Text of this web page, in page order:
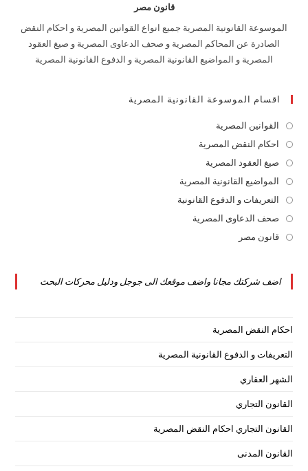
قانون مصر
الموسوعة القانونية المصرية جميع انواع القوانين المصرية و احكام النقض
الصادرة عن المحاكم المصرية و صحف الدعاوى المصرية و صيغ العقود
المصرية و المواضيع القانونية المصرية و الدفوع القانونية المصرية
اقسام الموسوعة القانونية المصرية
القوانين المصرية
in
a
new
tab
احكام النقض المصرية
a
new
صيغ العقود المصرية
in
a
new
المواضيع القانونية المصرية
inالتعريفات و الدفوع القانونية
صحف الدعاوى المصرية
tab
قانون مصر
new
اضف شركتك مجانا واضف موقعك الى جوجل ودليل محركات البحث
احكام النقض المصرية
التعريفات و الدفوع القانونية المصرية
الشهر العقاري
القانون التجاري
القانون التجاري احكام النقض المصرية
القانون المدنى